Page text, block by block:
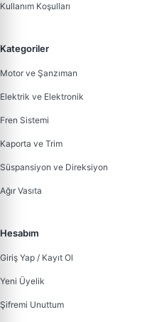
Kullanım Koşulları
Kategoriler
Motor ve Şanzıman
Elektrik ve Elektronik
Fren Sistemi
Kaporta ve Trim
Süspansiyon ve Direksiyon
Ağır Vasıta
Hesabım
Giriş Yap / Kayıt Ol
Yeni Üyelik
Şifremi Unuttum